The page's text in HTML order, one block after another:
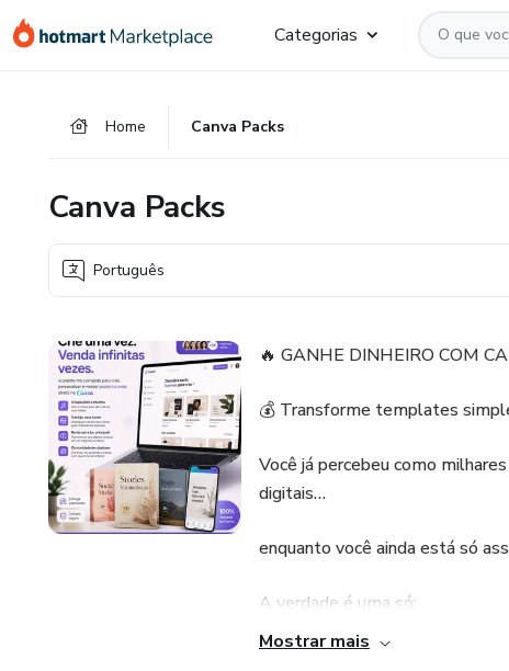
para
para
para
Categorias
Home Canva Packs
Canva Packs
Português
🔥 GANHE DINHEIRO COM
💰 Transforme templates
Você já percebeu como
digitais…
enquanto você ainda está só
A verdade é uma só:
Mostrar mais